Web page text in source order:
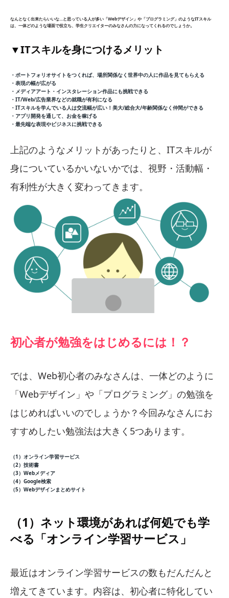
なんとなく出来たらいいな…と思っている人が多い「Webデザイン」や「プログラミング」のようなITスキル
は、一体どのような場面で役立ち、学生クリエイターのみなさんの力になってくれるのでしょうか。
▼ITスキルを身につけるメリット
・ポートフォリオサイトをつくれば、場所関係なく世界中の人に作品を見てもらえる
・表現の幅が広がる
・メディアアート・インスタレーション作品にも挑戦できる
・IT/Web/広告業界などの就職が有利になる
・ITスキルを学んでいる人は交流幅が広い！美大/総合大/年齢関係なく仲間ができる
・アプリ開発を通して、お金を稼げる
・最先端な表現やビジネスに挑戦できる
上記のようなメリットがあったりと、ITスキルが
身についているかいないかでは、視野・活動幅・
有利性が大きく変わってきます。
初心者が勉強をはじめるには！？
では、Web初心者のみなさんは、一体どのように
「Webデザイン」や「プログラミング」の勉強を
はじめればいいのでしょうか？今回みなさんにお
すすめしたい勉強法は大きく5つあります。
（1）オンライン学習サービス
（2）技術書
（3）Webメディア
（4）Google検索
（5）Webデザインまとめサイト
（1）ネット環境があれば何処でも学
べる「オンライン学習サービス」
最近はオンライン学習サービスの数もだんだんと
増えてきています。内容は、初心者に特化してい